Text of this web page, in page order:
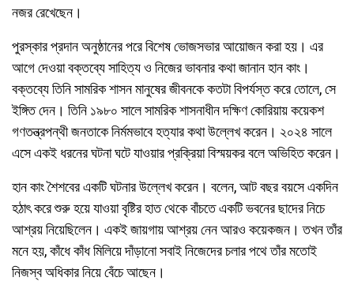
নজর রেখেছেন।
পুরস্কার প্রদান অনুষ্ঠানের পরে বিশেষ ভোজসভার আয়োজন করা হয়। এর
আগে দেওয়া বক্তব্যে সাহিত্য ও নিজের ভাবনার কথা জানান হান কাং।
বক্তব্যে তিনি সামরিক শাসন মানুষের জীবনকে কতটা বিপর্যস্ত করে তোলে, সে
ইঙ্গিত দেন। তিনি ১৯৮০ সালে সামরিক শাসনাধীন দক্ষিণ কোরিয়ায় কয়েকশ
গণতন্ত্রপন্থী জনতাকে নির্মমভাবে হত্যার কথা উল্লেখ করেন। ২০২৪ সালে
এসে একই ধরনের ঘটনা ঘটে যাওয়ার প্রক্রিয়া বিস্ময়কর বলে অভিহিত করেন।
হান কাং শৈশবের একটি ঘটনার উল্লেখ করেন। বলেন, আট বছর বয়সে একদিন
হঠাৎ করে শুরু হয়ে যাওয়া বৃষ্টির হাত থেকে বাঁচতে একটি ভবনের ছাদের নিচে
আশ্রয় নিয়েছিলেন। একই জায়গায় আশ্রয় নেন আরও কয়েকজন। তখন তাঁর
মনে হয়, কাঁধে কাঁধ মিলিয়ে দাঁড়ানো সবাই নিজেদের চলার পথে তাঁর মতোই
নিজস্ব অধিকার নিয়ে বেঁচে আছেন।